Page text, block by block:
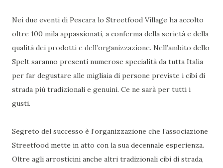
Nei due eventi di Pescara lo Streetfood Village ha accolto
oltre 100 mila appassionati, a conferma della serietà e della
qualità dei prodotti e dell’organizzazione. Nell’ambito dello
Spelt saranno presenti numerose specialità da tutta Italia
per far degustare alle migliaia di persone previste i cibi di
strada più tradizionali e genuini. Ce ne sarà per tutti i
gusti.
Segreto del successo è l’organizzazione che l’associazione
Streetfood mette in atto con la sua decennale esperienza.
Oltre agli arrosticini anche altri tradizionali cibi di strada,